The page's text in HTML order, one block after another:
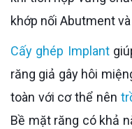
khớp nối Abutment
Cấy ghép Implant
răng giả gây hôi
toàn với cơ thể nên
Bề mặt răng có khả